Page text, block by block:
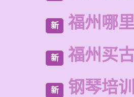
新 福州哪
新 福州买
新 钢琴培